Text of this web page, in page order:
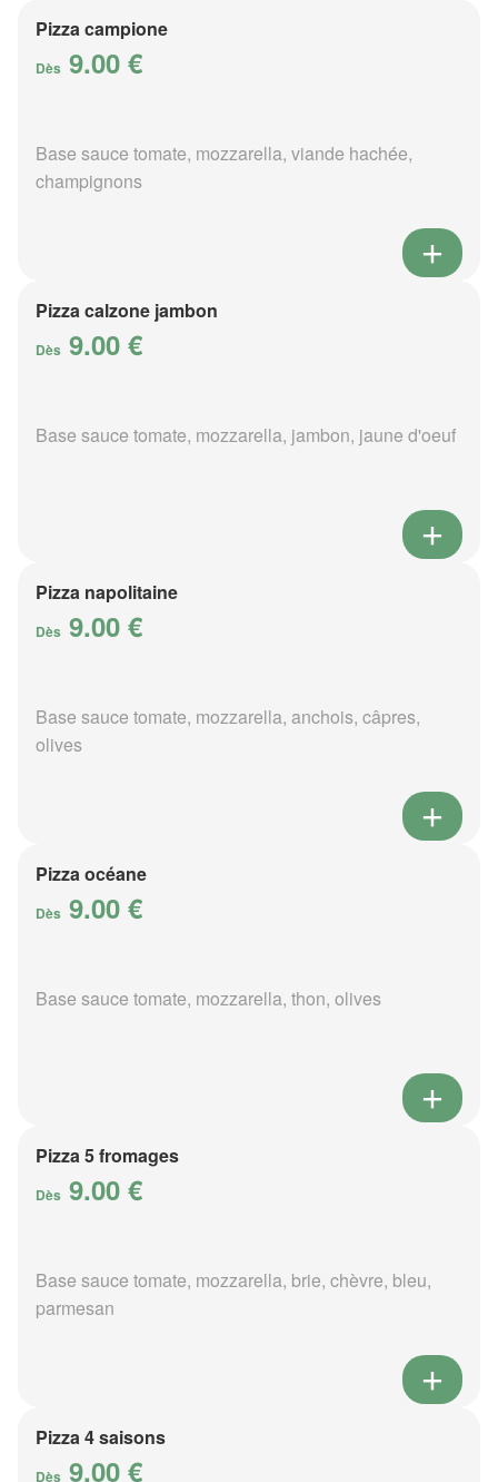
Pizza campione
Dès 9.00 €
Base sauce tomate, mozzarella, viande hachée,
champignons
Pizza calzone jambon
Dès 9.00 €
Base sauce tomate, mozzarella, jambon, jaune d'oeuf
Pizza napolitaine
Dès 9.00 €
Base sauce tomate, mozzarella, anchois, câpres,
olives
Pizza océane
Dès 9.00 €
Base sauce tomate, mozzarella, thon, olives
Pizza 5 fromages
Dès 9.00 €
Base sauce tomate, mozzarella, brie, chèvre, bleu,
parmesan
Pizza 4 saisons
Dès 9.00 €